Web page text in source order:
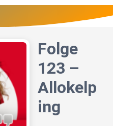
Folge
123 –
Allokelp
ing